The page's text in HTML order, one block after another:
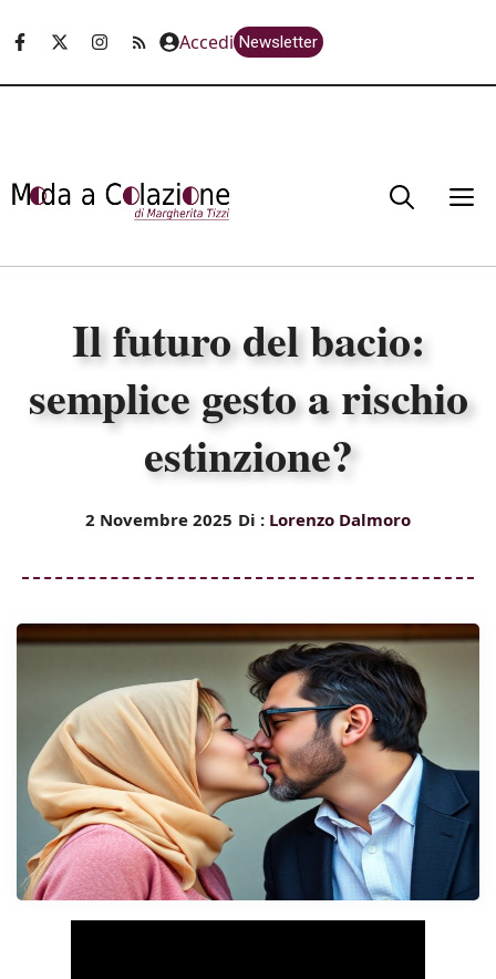
Accedi Newsletter
Il futuro del bacio:
semplice gesto a rischio
estinzione?
2 Novembre 2025 Di : Lorenzo Dalmoro